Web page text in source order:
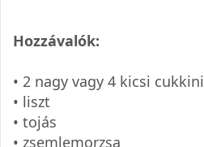
Hozzávalók:
• 2 nagy vagy 4 kicsi cukkini
• liszt
• tojás
• zsemlemorzsa